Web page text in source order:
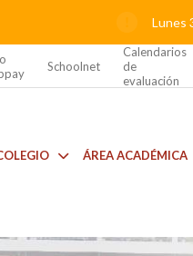
Lunes
Schoolnet
Calendarios
de
evaluación
ÁREA ACADÉMICA